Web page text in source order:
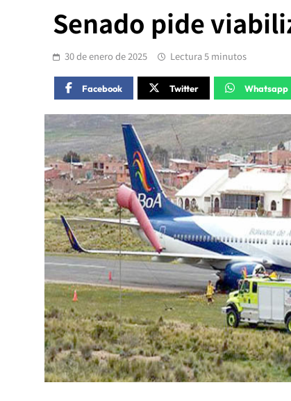
Senado pide
30 de enero de 2025 Lectura 5 minutos
Facebook Twitter Whatsapp